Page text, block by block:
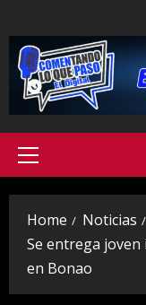
to
content
Primary
Home
Noticias
Se entrega
en Bonao